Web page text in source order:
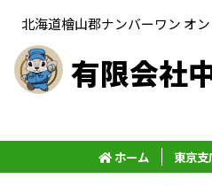
北海道檜山郡ナンバーワン オ
有限会社
ホーム 東京支